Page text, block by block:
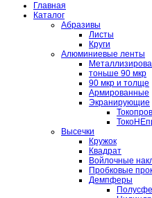
Главная
Каталог
Абразивы
Листы
Круги
Алюминиевые ленты
тоньше 90 мкр
90 мкр и толще
Армированные
Экранирующие
Высечки
Кружок
Квадрат
Войлочные
Пробковые
Демпферы